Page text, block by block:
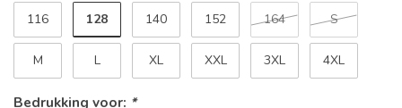
116 128 140 152 164 S
M L XL XXL 3XL 4XL
Bedrukking voor: *